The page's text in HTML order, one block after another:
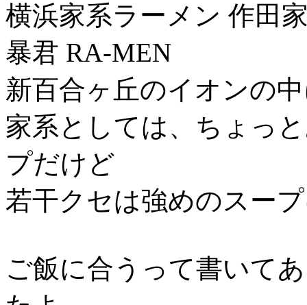
横浜家系ラーメン 作田
暴君 RA-MEN
新百合ヶ丘のイオンの
家系としては、ちょっ
プだけど
若干クセは強めのスー
ご飯に合うって書いて